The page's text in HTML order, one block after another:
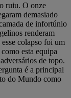
ruiu. O onze
demasiado
de infortúnio
renderam
colapso foi um
esta equipa
de topo.
é a principal
do Mundo como